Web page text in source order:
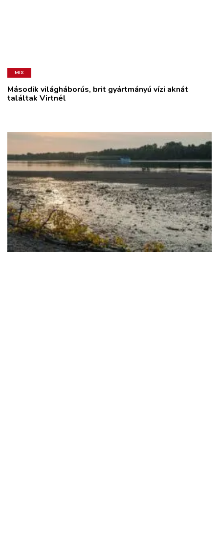
MIX
Második világháborús, brit gyártmányú vízi aknát
találtak Virtnél